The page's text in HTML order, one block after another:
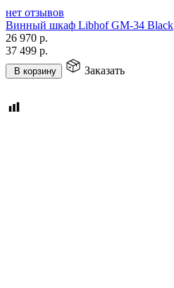
нет отзывов
Винный шкаф Libhof GM-34 Black
26 970 р.
37 499 р.
В корзину Заказать